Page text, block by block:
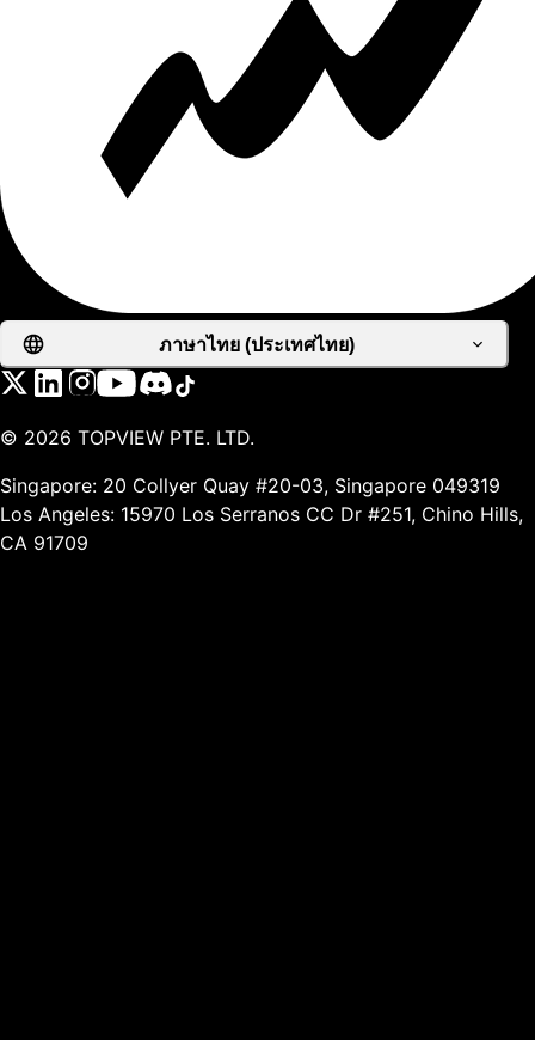
ภาษาไทย (ประเทศไทย)
© 2026 TOPVIEW PTE. LTD.
Singapore: 20 Collyer Quay #20-03, Singapore 049319
Los Angeles: 15970 Los Serranos CC Dr #251, Chino Hills,
CA 91709